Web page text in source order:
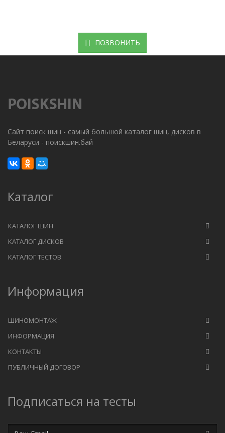
ПОЗВОНИТЬ
Сайт поиск шин - самый большой каталог шин, дисков в
Беларуси - поискшин.бай
Каталог
КАТАЛОГ ШИН
КАТАЛОГ ДИСКОВ
КАТАЛОГ ТЕСТОВ
Информация
ШИНОМОНТАЖ
ИНФОРМАЦИЯ
КОНТАКТЫ
ПУБЛИЧНЫЙ ДОГОВОР
Подписаться на тесты